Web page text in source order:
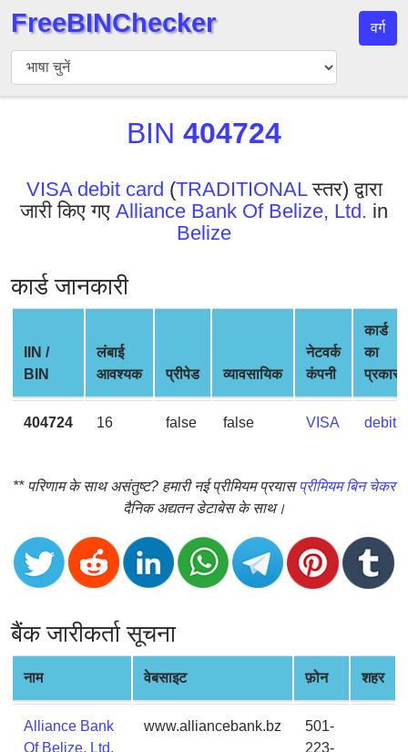
बिन
चेकर
संख्या
बिन
Generator
BIN
v2
CC
Generator
Banks
Card
Validator
Card
Generator
Random
Credit
Card
Generator
FreeBINChecker वर्ग
BIN 404724
VISA debit card (TRADITIONALस्तर) द्वारा
जारी किए गए Alliance Bank Of Belize, Ltd. in
Belize
कार्ड जानकारी
IIN /
BIN
लंबाई
आवश्यक
प्रीपेड व्यावसायिक
नेटवर्क
कंपनी
कार्ड
का
प्रकार
404724 16 false false VISA debit
** परिणाम के साथ असंतुष्ट? हमारी नई प्रीमियम प्रयासप्रीमियम बिन चेकर
दैनिक अद्यतन डेटाबेस के साथ।
बैंक जारीकर्ता सूचना
नाम वेबसाइट फ़ोन शहर
Alliance Bank
Of Belize, Ltd.
www.alliancebank.bz
501-
223-